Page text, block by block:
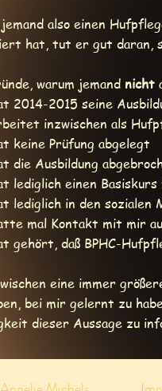
also einen
hat, tut er gut daran,
warum jemand nicht
2014-2015 seine
inzwischen als
keine Prüfung abgelegt
die Ausbildung
lediglich einen
lediglich in den sozialen
mal Kontakt mit mir
gehört, daß BPHC-
eine immer
bei mir gelernt zu
dieser Aussage zu